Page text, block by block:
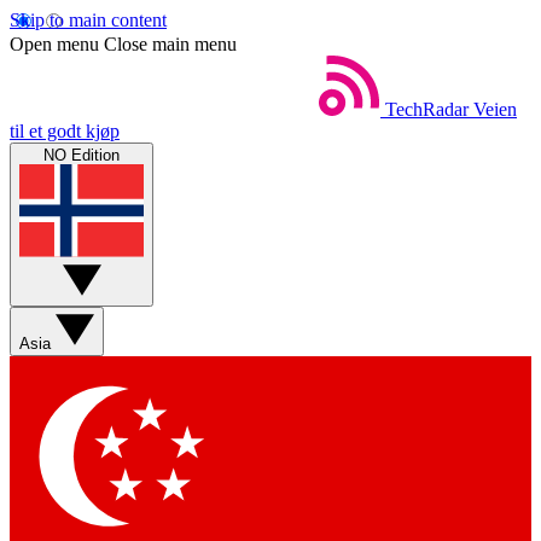
Skip to main content
Open menu Close main menu
TechRadar Veien
til et godt kjøp
NO Edition
Asia